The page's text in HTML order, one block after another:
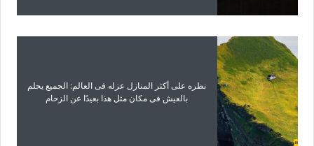
نظره على أکثر المنازل عزله فی العالم: الجمیع یحلم
بالعیش فی مکان مثل هذا بعیدًا عن الزحام